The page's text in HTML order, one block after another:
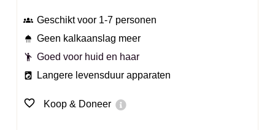
groups_2 Geschikt voor 1-7 personen
shower Geen kalkaanslag meer
emoji_people Goed voor huid en haar
local_laundry_service Langere levensduur apparaten
favorite_border Koop & Doneer